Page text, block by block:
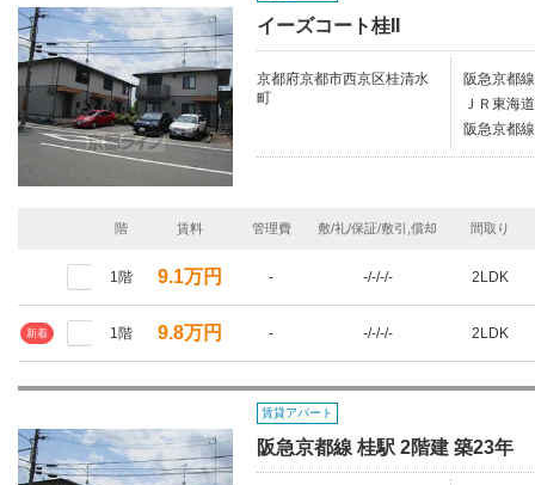
イーズコート桂II
京都府京都市西京区桂清水
町
阪急京都
ＪＲ東海
阪急京都
階 賃料 管理費 敷/礼/保証/敷引,償却 間取り
1階 9.1万円 - -/-/-/- 2LDK
新着 1階 9.8万円 - -/-/-/- 2LDK
賃貸アパート
阪急京都線 桂駅 2階建 築23年